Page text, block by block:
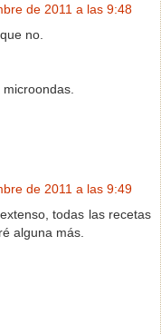
de 2011 a las 9:48
no.
de 2011 a las 9:49
todas las recetas
alguna más.